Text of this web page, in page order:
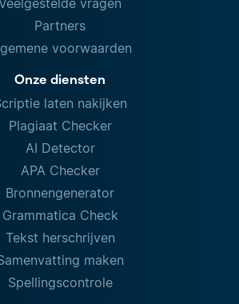
Partners
voorwaarden
Onze diensten
laten nakijken
Plagiaat Checker
AI Detector
APA Checker
Bronnengenerator
Grammatica Check
Tekst herschrijven
maken
Spellingscontrole